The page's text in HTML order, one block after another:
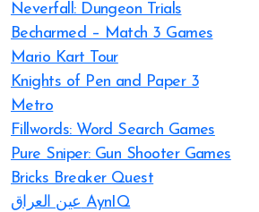
Neverfall: Dungeon Trials
Becharmed – Match 3 Games
Mario Kart Tour
Knights of Pen and Paper 3
Metro
Fillwords: Word Search Games
Pure Sniper: Gun Shooter Games
Bricks Breaker Quest
عين العراق AynIQ